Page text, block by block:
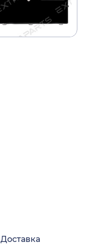
Доставка